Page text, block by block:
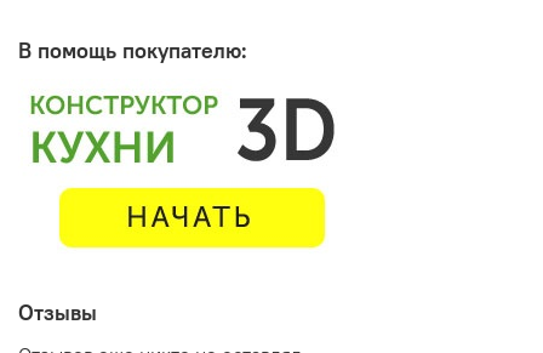
В помощь покупателю:
Отзывы